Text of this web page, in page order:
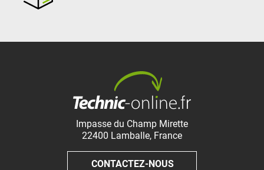
Impasse du Champ Mirette
22400 Lamballe, France
CONTACTEZ-NOUS